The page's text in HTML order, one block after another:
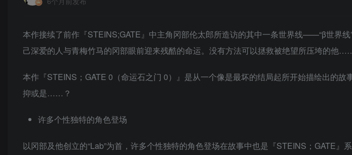
本作接续了前作『STEINS;GATE』中主角冈部伦太郎所造访的其中一条世界线——“β世界
己深爱的人与青梅竹马的冈部眼前迎来残酷的命运。没有方法可以拯救被绝望所压垮的他……
本作『STEINS；GATE 0（命运石之门 0）』是从一个像是最坏的结局起所开始描绘出的故
抑或是……？
许多个性独特的角色登场
以冈部及他创立的“Lab”为首，许多个性独特的角色登场在故事中也是『STEINS；GATE』